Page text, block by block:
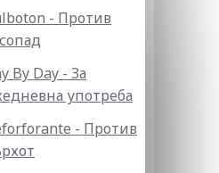
- Против
By Day - За
употреба
- Против